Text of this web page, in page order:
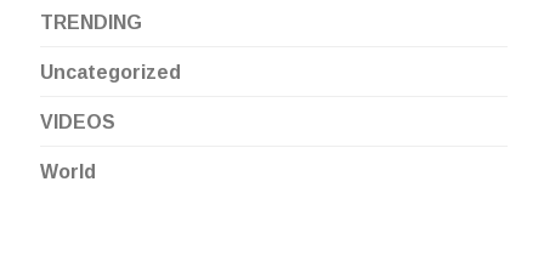
TRENDING
Uncategorized
VIDEOS
World